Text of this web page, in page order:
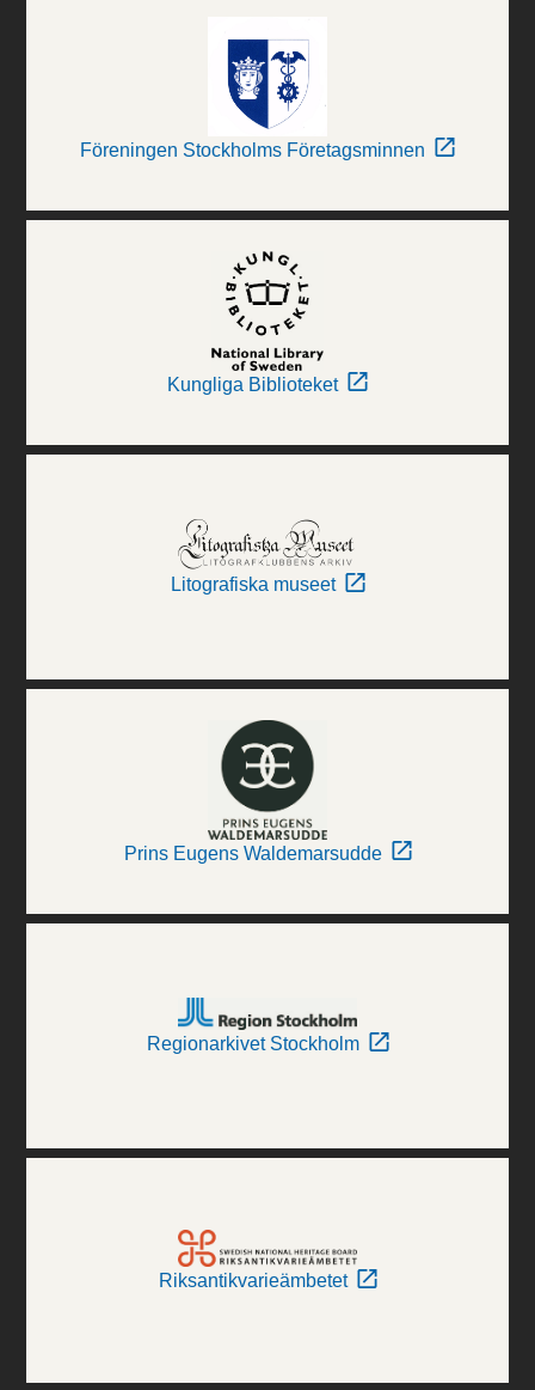
Föreningen Stockholms Företagsminnen
Kungliga Biblioteket
Litografiska museet
Prins Eugens Waldemarsudde
Regionarkivet Stockholm
Riksantikvarieämbetet